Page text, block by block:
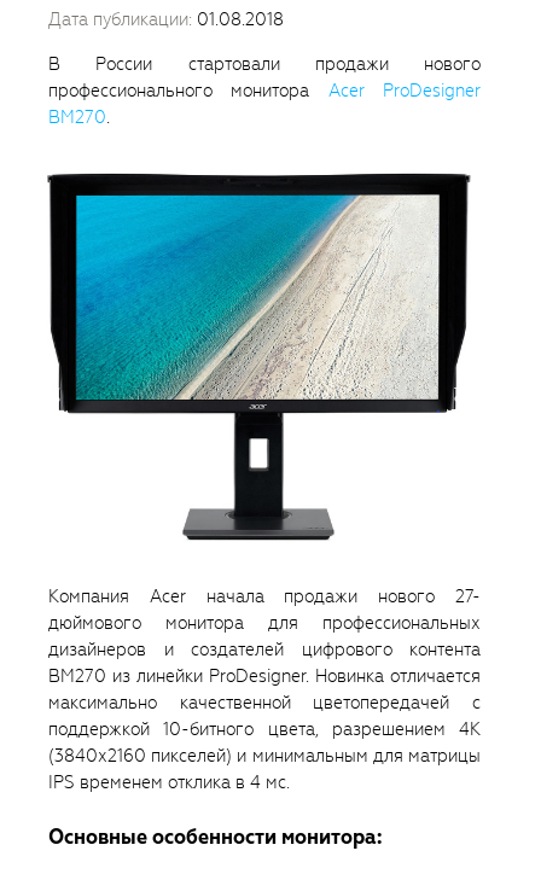
Дата публикации: 01.08.2018
В России стартовали продажи нового
профессионального монитора Acer ProDesigner
BM270.
Компания Acer начала продажи нового 27-
дюймового монитора для профессиональных
дизайнеров и создателей цифрового контента
BM270 из линейки ProDesigner. Новинка отличается
максимально качественной цветопередачей с
поддержкой 10-битного цвета, разрешением 4К
(3840х2160 пикселей) и минимальным для матрицы
IPS временем отклика в 4 мс.
Основные особенности монитора: